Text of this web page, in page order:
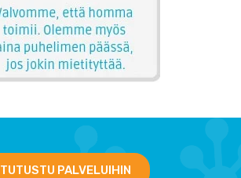
TUTUSTU PALVELUIHIN